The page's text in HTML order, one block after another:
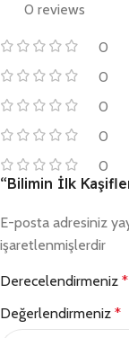
0 reviews
0
0
0
0
0
“Bilimin İlk
E-posta adresiniz
işaretlenmişlerdir
Derecelendirmeniz *
Değerlendirmeniz *